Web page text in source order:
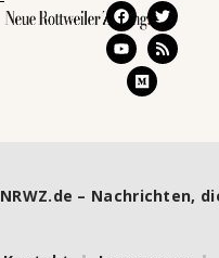
NRWZ.de – Nachrichten,